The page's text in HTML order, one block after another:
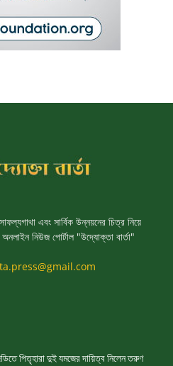
এবং সার্বিক উন্নয়নের চিত্র নিয়ে
নিউজ পোর্টাল "উদ্যোক্তা বার্তা"
পিতৃহারা দুই যমজের দায়িত্ব নিলেন তরুণ